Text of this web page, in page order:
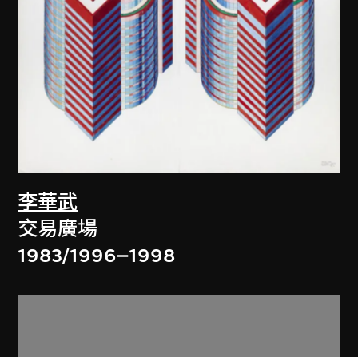
李華武
交易廣場
1983/1996–1998